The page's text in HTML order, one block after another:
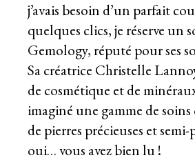
j’avais besoin d’un parfait
quelques clics, je réserve un
Gemology, réputé pour ses
Sa créatrice Christelle
de cosmétique et de
imaginé une gamme de soins
de pierres précieuses et
oui… vous avez bien lu !